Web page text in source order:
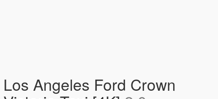
Los Angeles Ford Crown